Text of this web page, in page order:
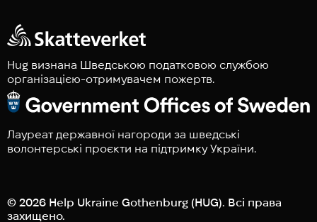
Hug визнана Шведською податковою службою
організацією-отримувачем пожертв.
Лауреат державної нагороди за шведські
волонтерські проєкти на підтримку України.
© 2026 Help Ukraine Gothenburg (HUG). Всі права
захищено.